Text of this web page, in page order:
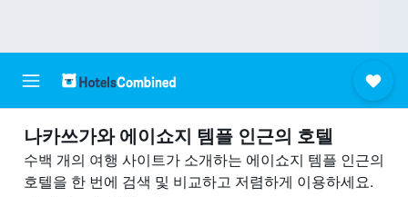
나카쓰가와 에이쇼지 템플 ​인근의 호텔
수백 개의 여행 사이트가 소개하는 에이쇼지 템플 인근의
호텔을 한 번에 검색 및 비교하고 저렴하게 이용하세요.